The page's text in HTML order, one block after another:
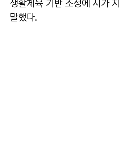
생활체육 기반 조성에 시가
말했다.